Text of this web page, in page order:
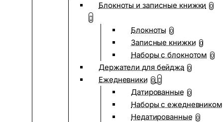
Блокноты и записные книжки 0
Блокноты 0
Записные книжки 0
Наборы с блокнотом 0
Держатели для бейджа 0
Ежедневники 0
Датированные 0
Наборы с ежедневником
Недатированные 0